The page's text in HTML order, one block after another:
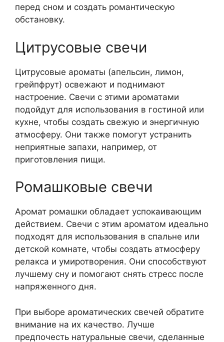
перед сном и создать романтическую
обстановку.
Цитрусовые свечи
Цитрусовые ароматы (апельсин, лимон,
грейпфрут) освежают и поднимают
настроение. Свечи с этими ароматами
подойдут для использования в гостиной или
кухне, чтобы создать свежую и энергичную
атмосферу. Они также помогут устранить
неприятные запахи, например, от
приготовления пищи.
Ромашковые свечи
Аромат ромашки обладает успокаивающим
действием. Свечи с этим ароматом идеально
подходят для использования в спальне или
детской комнате, чтобы создать атмосферу
релакса и умиротворения. Они способствуют
лучшему сну и помогают снять стресс после
напряженного дня.
При выборе ароматических свечей обратите
внимание на их качество. Лучше
предпочесть натуральные свечи, сделанные